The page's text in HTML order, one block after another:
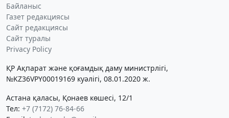
Байланыс
Газет редакциясы
Сайт редакциясы
Сайт туралы
Privacy Policy
ҚР Ақпарат және қоғамдық даму министрлігі,
№KZ36VPY00019169 куәлігі, 08.01.2020 ж.
Астана қаласы, Қонаев көшесі, 12/1
Тел: +7 (7172) 76-84-66